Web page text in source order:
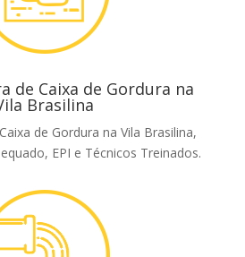
de Caixa de Gordura na
Brasilina
de Gordura na Vila Brasilina,
EPI e Técnicos Treinados.